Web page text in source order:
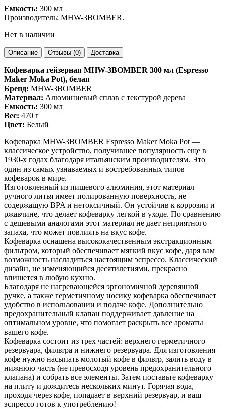
Емкость: 300 мл
Производитель: MHW-3BOMBER.
Нет в наличии
Описание Отзывы (0) Доставка
Кофеварка гейзерная MHW-3BOMBER 300 мл (Espresso
Maker Moka Pot), белая
Бренд: MHW-3BOMBER
Материал: Алюминиевый сплав с текстурой дерева
Емкость: 300 мл
Вес: 470 г
Цвет: Белый
Кофеварка MHW-3BOMBER Espresso Maker Moka Pot —
классическое устройство, получившее популярность еще в
1930-х годах благодаря итальянским производителям. Это
один из самых узнаваемых и востребованных типов
кофеварок в мире.
Изготовленный из пищевого алюминия, этот материал
ручного литья имеет полированную поверхность, не
содержащую BPA и нетоксичный. Он устойчив к коррозии и
ржавчине, что делает кофеварку легкой в ​​уходе. По сравнению
с дешевыми аналогами этот материал не дает неприятного
запаха, что может повлиять на вкус кофе.
Кофеварка оснащена высококачественным экстракционным
фильтром, который обеспечивает мягкий вкус кофе, даря вам
возможность насладиться настоящим эспрессо. Классический
дизайн, не изменяющийся десятилетиями, прекрасно
впишется в любую кухню.
Благодаря не нагревающейся эргономичной деревянной
ручке, а также герметичному носику кофеварка обеспечивает
удобство в использовании и подаче кофе. Дополнительно
предохранительный клапан поддерживает давление на
оптимальном уровне, что помогает раскрыть все ароматы
вашего кофе.
Кофеварка состоит из трех частей: верхнего герметичного
резервуара, фильтра и нижнего резервуара. Для изготовления
кофе нужно насыпать молотый кофе в фильтр, залить воду в
нижнюю часть (не превосходя уровень предохранительного
клапана) и собрать все элементы. Затем поставьте кофеварку
на плиту и дождитесь нескольких минут. Горячая вода,
проходя через кофе, попадает в верхний резервуар, и ваш
эспрессо готов к употреблению!